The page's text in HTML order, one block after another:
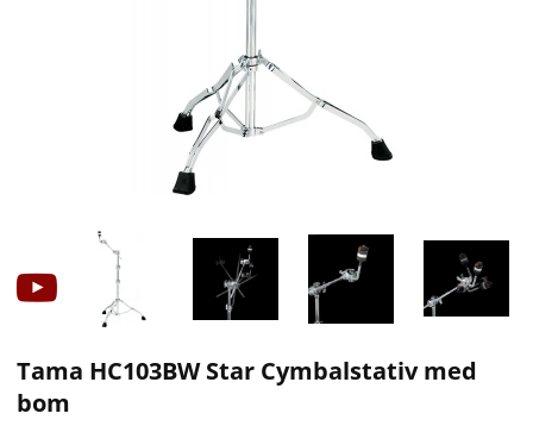
Tama HC103BW Star Cymbalstativ med
bom